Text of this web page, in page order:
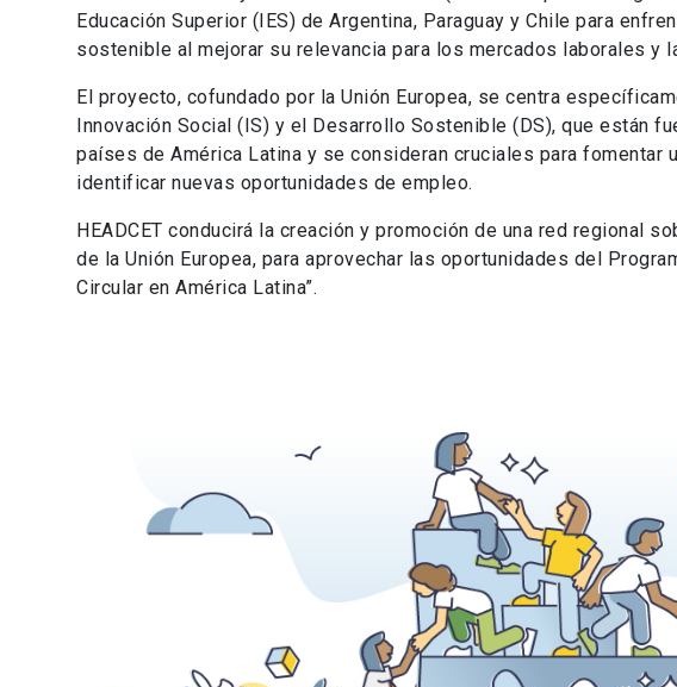
Educación Superior (IES) de Argentina, Paraguay y Chile para
sostenible al mejorar su relevancia para los mercados laborales y
El proyecto, cofundado por la Unión Europea, se centra
Innovación Social (IS) y el Desarrollo Sostenible (DS), que están
países de América Latina y se consideran cruciales para fomentar
identificar nuevas oportunidades de empleo.
HEADCET conducirá la creación y promoción de una red regional
de la Unión Europea, para aprovechar las oportunidades del
Circular en América Latina”.